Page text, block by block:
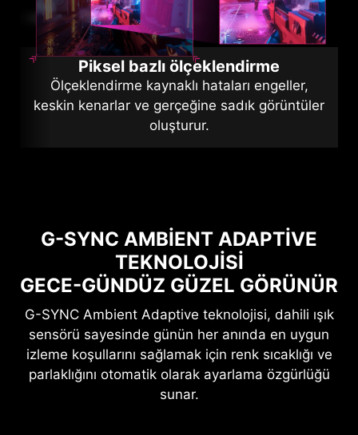
Piksel bazlı ölçeklendirme
Ölçeklendirme kaynaklı hataları engeller,
keskin kenarlar ve gerçeğine sadık görüntüler
oluşturur.
G-SYNC AMBIENT ADAPTIVE
TEKNOLOJISI
GECE-GÜNDÜZ GÜZEL GÖRÜNÜR
G-SYNC Ambient Adaptive teknolojisi, dahili ışık
sensörü sayesinde günün her anında en uygun
izleme koşullarını sağlamak için renk sıcaklığı ve
parlaklığını otomatik olarak ayarlama özgürlüğü
sunar.